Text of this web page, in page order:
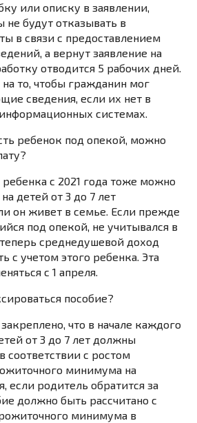
или описку в заявлении,
будут отказывать в
в связи с предоставлением
а вернут заявление на
отводится 5 рабочих дней.
на то, чтобы гражданин мог
сведения, если их нет в
системах.
ребенок под опекой, можно
с 2021 года тоже можно
детей от 3 до 7 лет
он живет в семье. Если прежде
под опекой, не учитывался в
среднедушевой доход
с учетом этого ребенка. Эта
с 1 апреля.
пособие?
что в начале каждого
от 3 до 7 лет должны
соответствии с ростом
минимума на
если родитель обратится за
должно быть рассчитано с
минимума в